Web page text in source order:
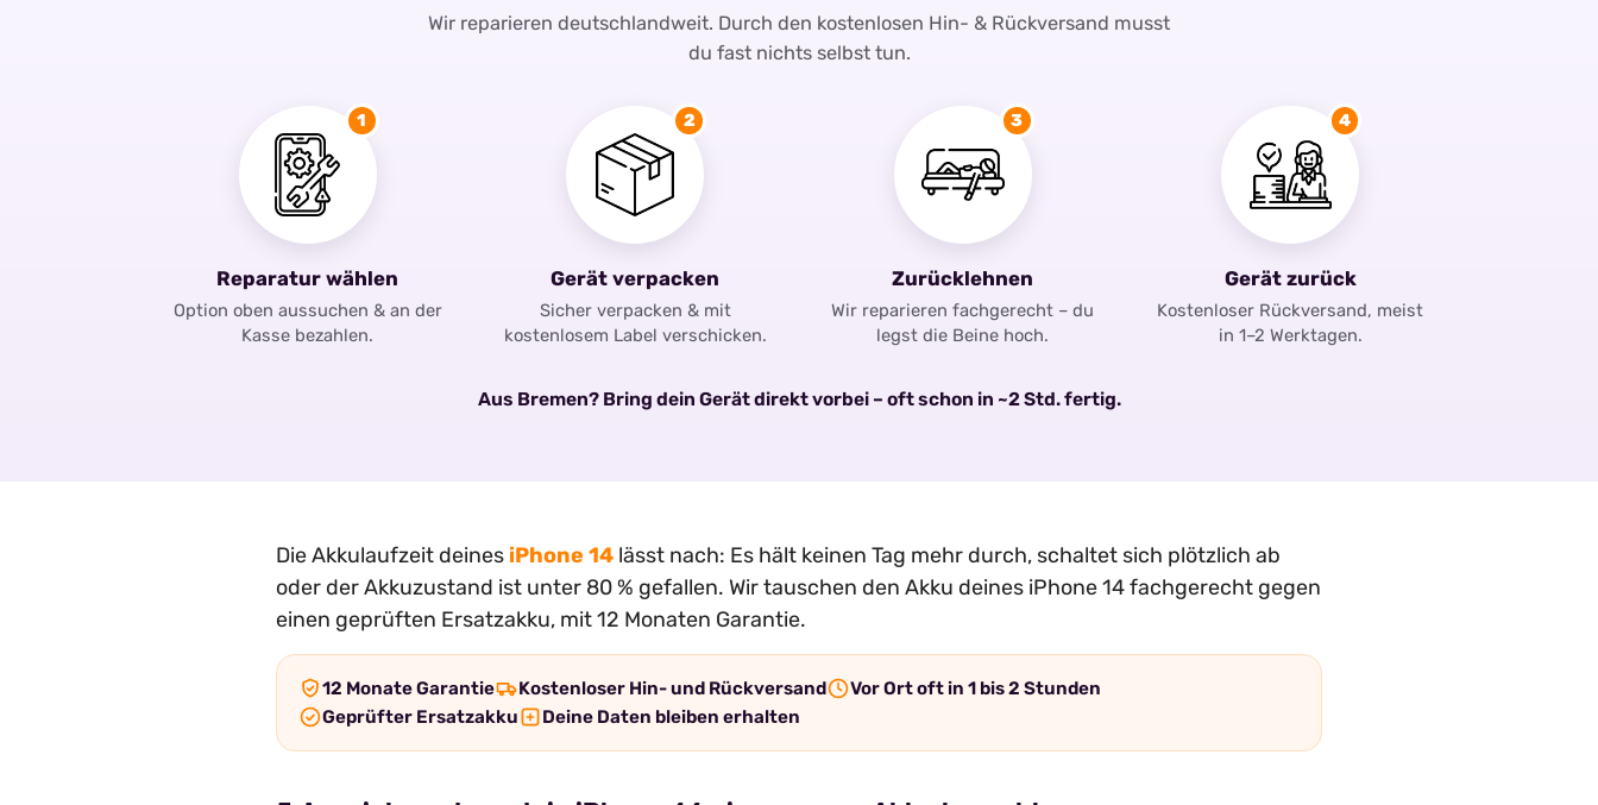
Wir reparieren deutschlandweit. Durch den kostenlosen Hin- & Rückversand musst
du fast nichts selbst tun.
1
Reparatur wählen
Option oben aussuchen & an der
Kasse bezahlen.
2
Gerät verpacken
Sicher verpacken & mit
kostenlosem Label verschicken.
3
Zurücklehnen
Wir reparieren fachgerecht – du
legst die Beine hoch.
4
Gerät zurück
Kostenloser Rückversand, meist
in 1–2 Werktagen.
Aus Bremen? Bring dein Gerät direkt vorbei – oft schon in ~2 Std. fertig.
Die Akkulaufzeit deines iPhone 14 lässt nach: Es hält keinen Tag mehr durch, schaltet sich plötzlich ab
oder der Akkuzustand ist unter 80 % gefallen. Wir tauschen den Akku deines iPhone 14 fachgerecht gegen
einen geprüften Ersatzakku, mit 12 Monaten Garantie.
12 Monate Garantie Kostenloser Hin- und Rückversand
Vor Ort oft in 1 bis 2 Stunden
Geprüfter Ersatzakku
Deine Daten bleiben erhalten